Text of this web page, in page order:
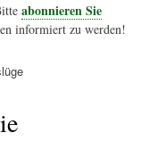
abonnieren Sie
informiert zu werden!